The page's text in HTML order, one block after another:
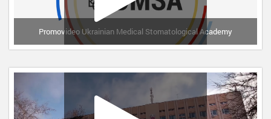
Promovideo Ukrainian Medical Stomatological Academy